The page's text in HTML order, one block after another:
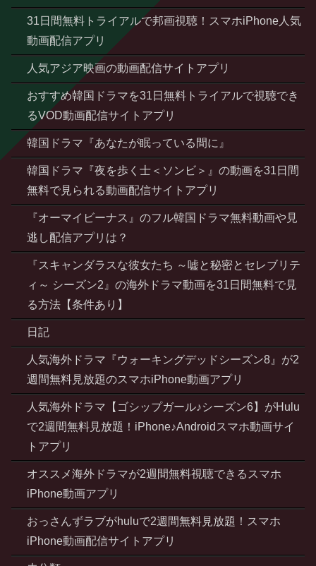
31日間無料トライアルで邦画視聴！スマホiPhone人気
動画配信アプリ
人気アジア映画の動画配信サイトアプリ
おすすめ韓国ドラマを31日無料トライアルで視聴でき
るVOD動画配信サイトアプリ
韓国ドラマ『あなたが眠っている間に』
韓国ドラマ『夜を歩く士＜ソンビ＞』の動画を31日間
無料で見られる動画配信サイトアプリ
『オーマイビーナス』のフル韓国ドラマ無料動画や見
逃し配信アプリは？
『スキャンダラスな彼女たち ～嘘と秘密とセレブリテ
ィ～ シーズン2』の海外ドラマ動画を31日間無料で見
る方法【条件あり】
日記
人気海外ドラマ『ウォーキングデッドシーズン8』が2
週間無料見放題のスマホiPhone動画アプリ
人気海外ドラマ【ゴシップガール♪シーズン6】がHulu
で2週間無料見放題！iPhone♪Androidスマホ動画サイ
トアプリ
オススメ海外ドラマが2週間無料視聴できるスマホ
iPhone動画アプリ
おっさんずラブがhuluで2週間無料見放題！スマホ
iPhone動画配信サイトアプリ